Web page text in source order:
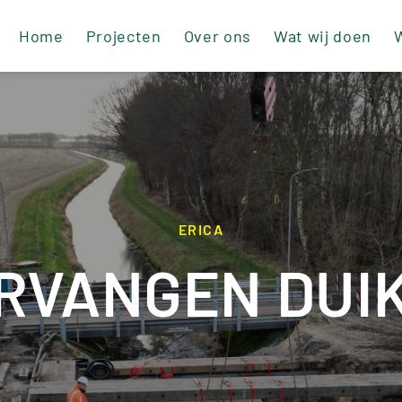
Home Projecten Over ons Wat wij doen
ERICA